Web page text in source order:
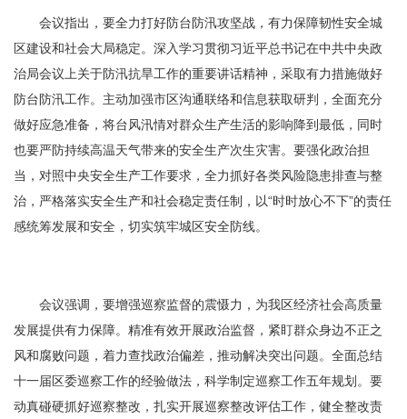
会议指出， 要全力打好防台防汛攻坚战，有力保障韧性安全城
区建设和社会大局稳定。 深入学习贯彻习近平总书记在中共中央政
治局会议上关于防汛抗旱工作的重要讲话精神，采取有力措施做好
防台防汛工作。主动加强市区沟通联络和信息获取研判，全面充分
做好应急准备，将台风汛情对群众生产生活的影响降到最低，同时
也要严防持续高温天气带来的安全生产次生灾害。要强化政治担
当，对照中央安全生产工作要求，全力抓好各类风险隐患排查与整
治，严格落实安全生产和社会稳定责任制，以“时时放心不下”的责任
感统筹发展和安全，切实筑牢城区安全防线。
会议强调， 要增强巡察监督的震慑力，为我区经济社会高质量
发展提供有力保障。 精准有效开展政治监督，紧盯群众身边不正之
风和腐败问题，着力查找政治偏差，推动解决突出问题。全面总结
十一届区委巡察工作的经验做法，科学制定巡察工作五年规划。要
动真碰硬抓好巡察整改，扎实开展巡察整改评估工作，健全整改责